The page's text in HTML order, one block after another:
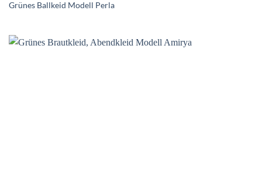
Grünes Ballkeid Modell Perla